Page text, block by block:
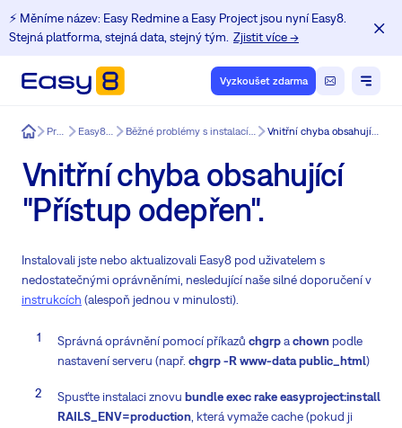
⚡️ Měníme název: Easy Redmine a Easy Project jsou nyní Easy8.
Stejná platforma, stejná data, stejný tým. Zjistit více →
Vyzkoušet zdarma
Easy8 Produkt Easy8 funkce Běžné problémy s instalací a aktualizací Redmine. Vnitřní chyba obsahující "Přístup odepřen".
Vnitřní chyba obsahující
"Přístup odepřen".
Instalovali jste nebo aktualizovali Easy8 pod uživatelem s
nedostatečnými oprávněními, nesledující naše silné doporučení v
instrukcích (alespoň jednou v minulosti).
Správná oprávnění pomocí příkazů chgrpachown podle
nastavení serveru (např. chgrp -R www-data public_html)
Spusťte instalaci znovu bundle exec rake easyproject:install
RAILS_ENV=production , která vymaže cache (pokud ji